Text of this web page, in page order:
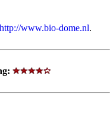
http://www.bio-dome.nl.